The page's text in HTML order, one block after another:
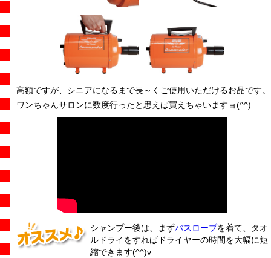
高額ですが、シニアになるまで長～くご使用いただけるお品です。
ワンちゃんサロンに数度行ったと思えば買えちゃいますョ(^^)
シャンプー後は、まずバスローブを着て、タオ
ルドライをすればドライヤーの時間を大幅に短
縮できます(^^)v